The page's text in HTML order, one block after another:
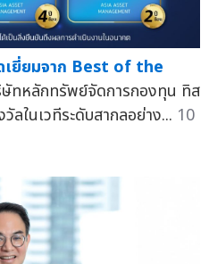
เยี่ยมจาก Best of the
ทหลักทรัพย์จัดการกองทุน ทิส
ลในเวทีระดับสากลอย่าง... 10